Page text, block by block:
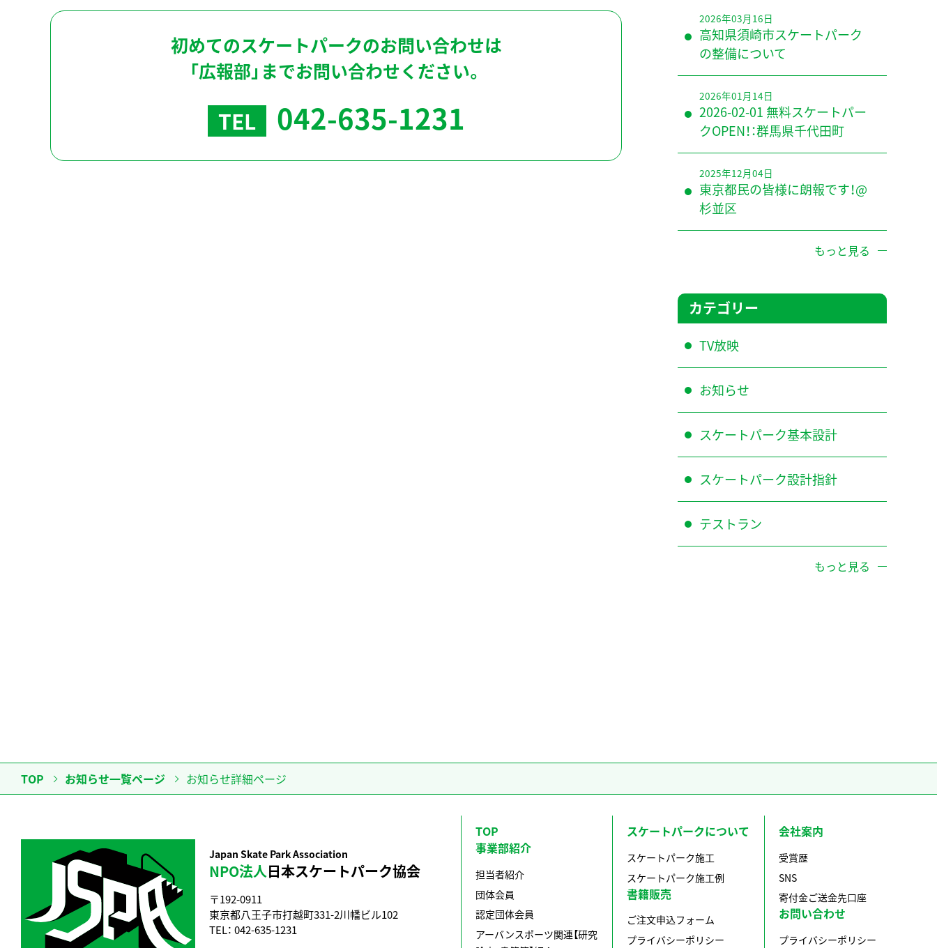
初めてのスケートパークのお問い合わせは
「広報部」までお問い合わせください。
TEL 042-635-1231
2026年03月16日
高知県須崎市スケートパーク
の整備について
2026年01月14日
2026-02-01 無料スケートパー
クOPEN！：群馬県千代田町
2025年12月04日
東京都民の皆様に朗報です！@
杉並区
もっと見る
カテゴリー
TV放映
お知らせ
スケートパーク基本設計
スケートパーク設計指針
テストラン
もっと見る
TOP お知らせ一覧ページ お知らせ詳細ページ
Japan Skate Park Association
NPO法人日本スケートパーク協会
〒192-0911
東京都八王子市打越町331-2川幡ビル102
TEL： 042-635-1231
TOP
事業部紹介
担当者紹介
団体会員
認定団体会員
アーバンスポーツ関連【研究
スケートパークについて
スケートパーク施工
スケートパーク施工例
書籍販売
ご注文申込フォーム
プライバシーポリシー
会社案内
受賞歴
SNS
寄付金ご送金先口座
お問い合わせ
プライバシーポリシー